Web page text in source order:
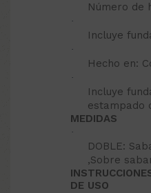
Número de
·
Incluye
·
Hecho en:
·
Incluye
estampado
MEDIDAS
·
DOBLE:
,Sobre
DE USO